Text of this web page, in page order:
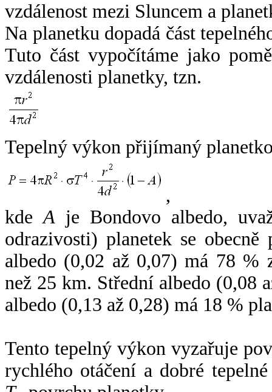
vzdálenost mezi Sluncem a
Na planetku dopadá část
Tuto část vypočítáme jako
vzdálenosti planetky, tzn.
Tepelný výkon přijímaný
,
kdeA je Bondovo albedo,
odrazivosti) planetek se
albedo (0,02 až 0,07) má 78 %
než 25 km. Střední albedo (0,08
albedo (0,13 až 0,28) má 18 %
Tento tepelný výkon vyzařuje
rychlého otáčení a dobré